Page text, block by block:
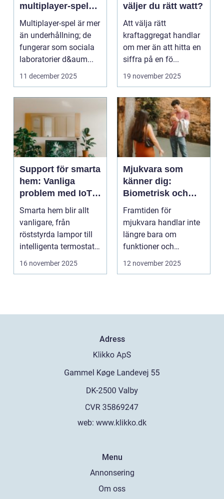
multiplayer-spel
speglar mänskligt
beteende
Multiplayer-spel är mer
än underhållning; de
fungerar som sociala
laboratorier d&aum...
11 december 2025
väljer du rätt watt?
Att välja rätt
kraftaggregat handlar
om mer än att hitta en
siffra på en fö...
19 november 2025
Support för smarta
hem: Vanliga
problem med IoT-
enheter
Smarta hem blir allt
vanligare, från
röststyrda lampor till
intelligenta termostater
och ...
16 november 2025
Mjukvara som
känner dig:
Biometrisk och
beteendedriven
personalisering
Framtiden för
mjukvara handlar inte
längre bara om
funktioner och
användargränss...
12 november 2025
Adress
web: www.klikko.dk
Menu
Annonsering
Om oss